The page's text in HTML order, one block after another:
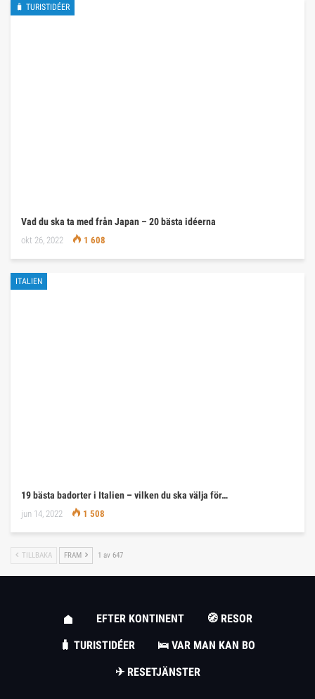
🧳 TURISTIDÉER
Vad du ska ta med från Japan – 20 bästa idéerna
okt 26, 2022 1 608
ITALIEN
19 bästa badorter i Italien – vilken du ska välja för…
jun 14, 2022 1 508
TILLBAKA FRAM 1 av 647
EFTER KONTINENT
🧭 RESOR
🧳 TURISTIDÉER
🛌 VAR MAN KAN BO
✈ RESETJÄNSTER